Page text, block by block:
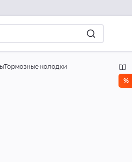
Тормозные колодки
%